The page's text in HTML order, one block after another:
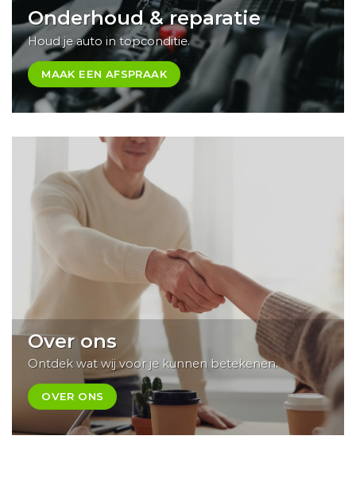
Onderhoud & reparatie
Houd je auto in topconditie.
MAAK EEN AFSPRAAK
Over ons
Ontdek wat wij voor je kunnen betekenen.
OVER ONS